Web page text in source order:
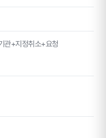
관+지정취소+요청